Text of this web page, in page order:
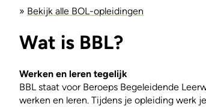
» Bekijk alle BOL-opleidingen
Wat is BBL?
Werken en leren tegelijk
BBL staat voor Beroeps Begeleidende
werken en leren. Tijdens je opleiding werk